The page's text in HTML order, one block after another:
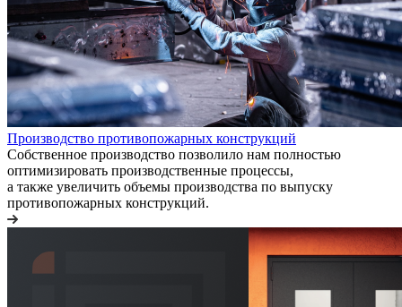
Производство противопожарных конструкций
Собственное производство позволило нам полностью
оптимизировать производственные процессы,
а также увеличить объемы производства по выпуску
противопожарных конструкций.